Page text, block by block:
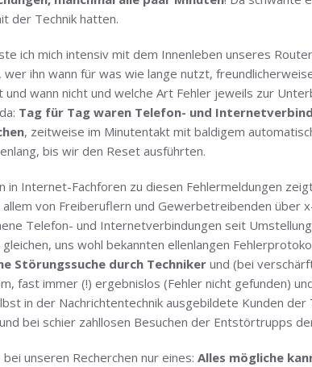
der Technik hatten.
ich mich intensiv mit dem Innenleben unseres
wer ihn wann für was wie lange nutzt,
und wann nicht und welche Art Fehler jeweils zur
Tag für Tag waren Telefon- und
, zeitweise im Minutentakt mit baldigem
bis wir den Reset ausführten.
in Internet-Fachforen zu diesen Fehlermeldungen
allem von Freiberuflern und Gewerbetreibenden über
Telefon- und Internetverbindungen seit
uns wohl bekannten ellenlangen
Störungssuche durch Technikerund (bei
fast immer (!) ergebnislos (Fehler nicht gefunden)
in der Nachrichtentechnik ausgebildete Kunden
bei schier zahllosen Besuchen der Entstörtrupps
unseren Recherchen nur eines: Alles mögliche